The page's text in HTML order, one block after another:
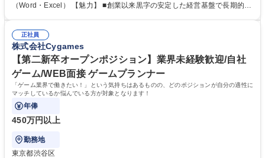
話・来客対応 ■物件の鍵や社内の備品管理 ■データ入力や書類作成 ■契約
（Word・Excel） 【魅力】 ■創業以来黒字の安定した経営基盤で長期的に
のOJTで業務を習得可能、未経験でもしっかりサポート 学歴・資格 学
歴：大学院 大学 高専 短大 語学力： 資格：
正社員
株式会社Cygames
【第二新卒オープンポジション】業界未経験歓迎/自社
ゲーム/WEB面接 ゲームプランナー
「ゲーム業界で働きたい！」という気持ちはあるものの、どのポジションが自分の適性に
マッチしているか悩んでいる方が対象となります！
年俸
450万円以上
勤務地
東京都渋谷区